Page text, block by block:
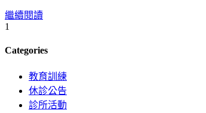
繼續閱讀
1
Categories
教育訓練
休診公告
診所活動